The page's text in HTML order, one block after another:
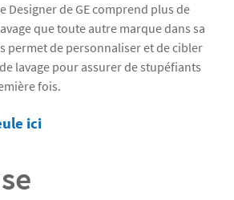
Designer de GE comprend plus de
que toute autre marque dans sa
permet de personnaliser et de cibler
lavage pour assurer de stupéfiants
fois.
ici